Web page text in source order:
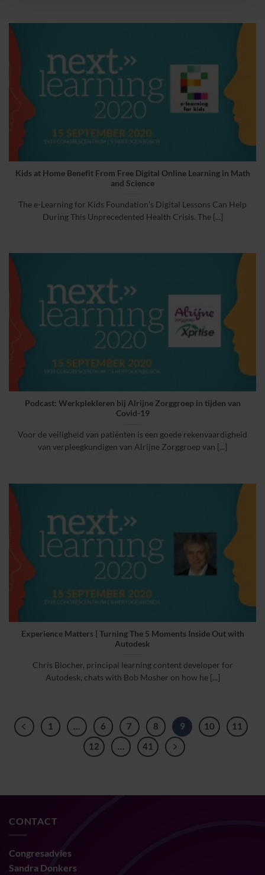
Kids at Home Benefit From Free Digital Online Learning in Math
and Science
The e-Learning for Kids Foundation’s Digital Lessons Can Help
During This Unprecedented Health Crisis. The [...]
Podcast: Werkplekleren bij Alrijne Zorggroep in tijden van
Covid-19
Voor de veiligheid van patiënten is een goede rekenvaardigheid
van verpleegkundigen van Alrijne Zorggroep van [...]
Experience Matters | Turning The 5 Moments Inside Out with
Autodesk
Chris Blocher, principal learning content developer for
Autodesk, chats with Bob Mosher on how he [...]
1 … 6 7 8 9 10
11
12
… 41
CONTACT
Congresadvies
Sandra Donkers